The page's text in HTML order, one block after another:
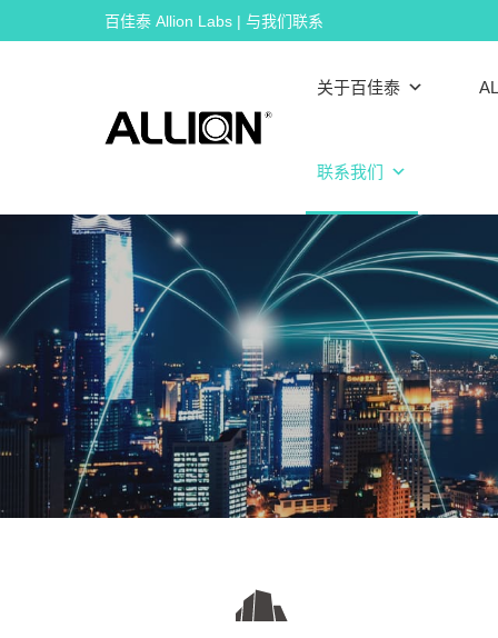
to
百佳泰 Allion Labs | 与我们联系
关于百佳泰
联系我们